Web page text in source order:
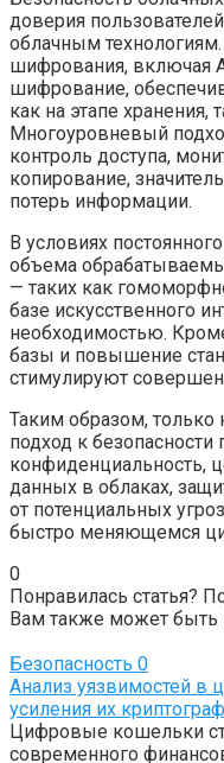
доверия
облачным
шифрования, включая
шифрование,
как на этапе хранения,
Многоуровневый
контроль доступа,
копирование,
потерь информации.
В условиях
объема
— таких как
базе искусственного
необходимостью.
базы и повышение
стимулируют
Таким образом,
подход к безопасности
конфиденциальность,
данных в облаках,
от потенциальных
быстро меняющемся
0
Понравилась статья?
Вам также может быть
Безопасность 0
Анализ уязвимостей
усиления их
Цифровые кошельки
современного